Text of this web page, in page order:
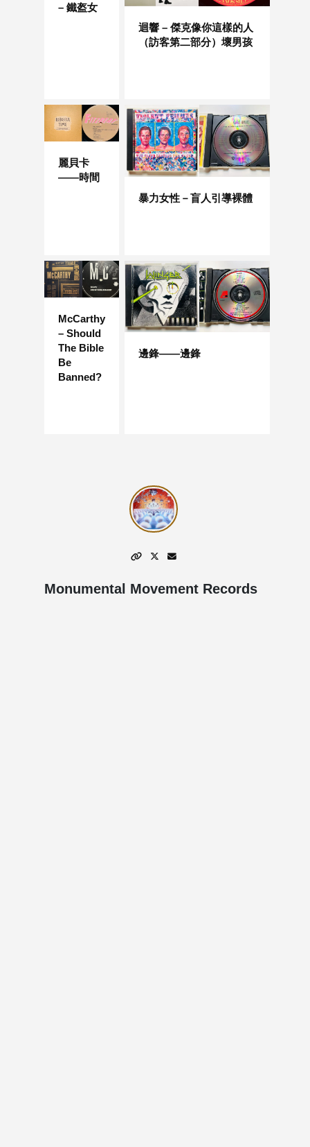
– 鐵盔女
迴響 – 傑克像你這樣的人
（訪客第二部分）壞男孩
麗貝卡
——時間
暴力女性－盲人引導裸體
McCarthy
– Should
The Bible
Be
Banned?
邊鋒——邊鋒
Monumental Movement Records